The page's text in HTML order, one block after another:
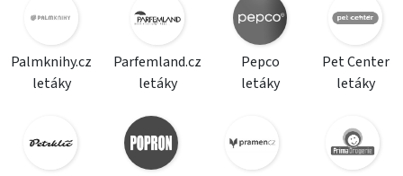
Palmknihy.cz
letáky
Parfemland.cz
letáky
Pepco
letáky
Pet Center
letáky